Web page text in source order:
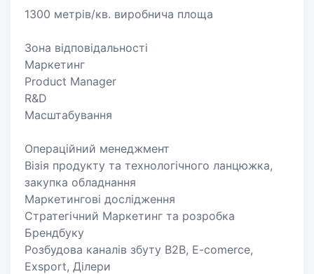
1300 метрів/кв. виробнича площа
Зона відповідальності
Маркетинг
Product Manager
R&D
Масштабування
Операційний менеджмент
Візія продукту та технологічного ланцюжка,
закупка обладнання
Маркетингові дослідження
Стратегічний Маркетинг та розробка
Брендбуку
Розбудова каналів збуту B2B, E-comerce,
Exsport, Ділери